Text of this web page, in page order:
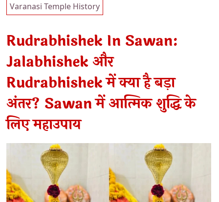
Varanasi Temple History
Rudrabhishek In Sawan:
Jalabhishek और
Rudrabhishek में क्या है बड़ा
अंतर? Sawan में आत्मिक शुद्धि के
लिए महाउपाय